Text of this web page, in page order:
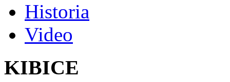
Historia
Video
KIBICE